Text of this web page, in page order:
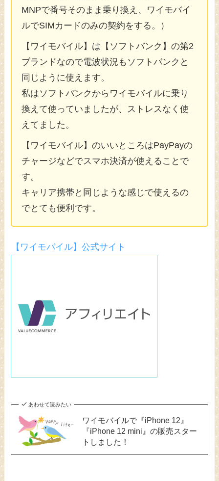
MNPで番号そのまま乗り換え、ワイモバイ
ルでSIMカードのみの契約をする。）
【ワイモバイル】は【ソフトバンク】の第2
ブランドなので電波状況もソフトバンクと
同じように使えます。
私はソフトバンクからワイモバイルに乗り
換えて使っていましたが、ストレスなく使
えてました。
【ワイモバイル】のいいところはPayPayの
チャージなどでスマホ決済が使えることで
す。
キャリア携帯と同じような感じで使えるの
でとても便利です。
【ワイモバイル】公式サイト
あわせて読みたい
ワイモバイルで『iPhone 12』
『iPhone 12 mini』の販売スター
トしました！